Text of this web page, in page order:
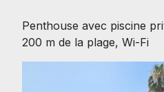
Penthouse avec piscine
200 m de la plage, Wi-Fi